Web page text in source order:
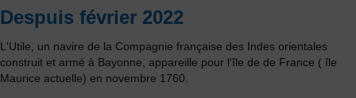
Despuis février 2022
L'Utile, un navire de la Compagnie française des Indes orientales
construit et armé à Bayonne, appareille pour l'île de de France ( île
Maurice actuelle) en novembre 1760.